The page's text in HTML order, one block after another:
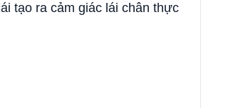
tạo ra cảm giác lái chân thực